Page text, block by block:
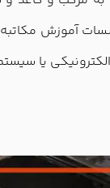
آموزش
یا